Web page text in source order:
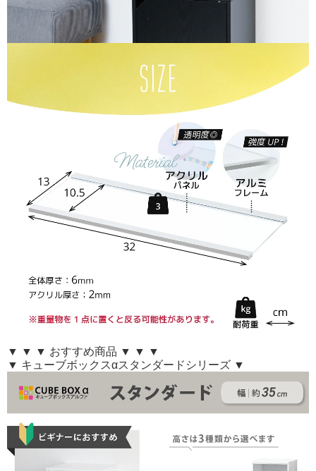
▼ ▼ ▼ おすすめ商品 ▼ ▼ ▼
▼ キューブボックスαスタンダードシリーズ ▼